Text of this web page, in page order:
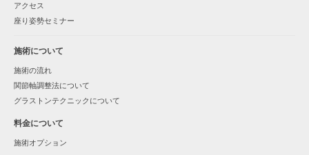
アクセス
座り姿勢セミナー
施術について
施術の流れ
関節軸調整法について
グラストンテクニックについて
料金について
施術オプション